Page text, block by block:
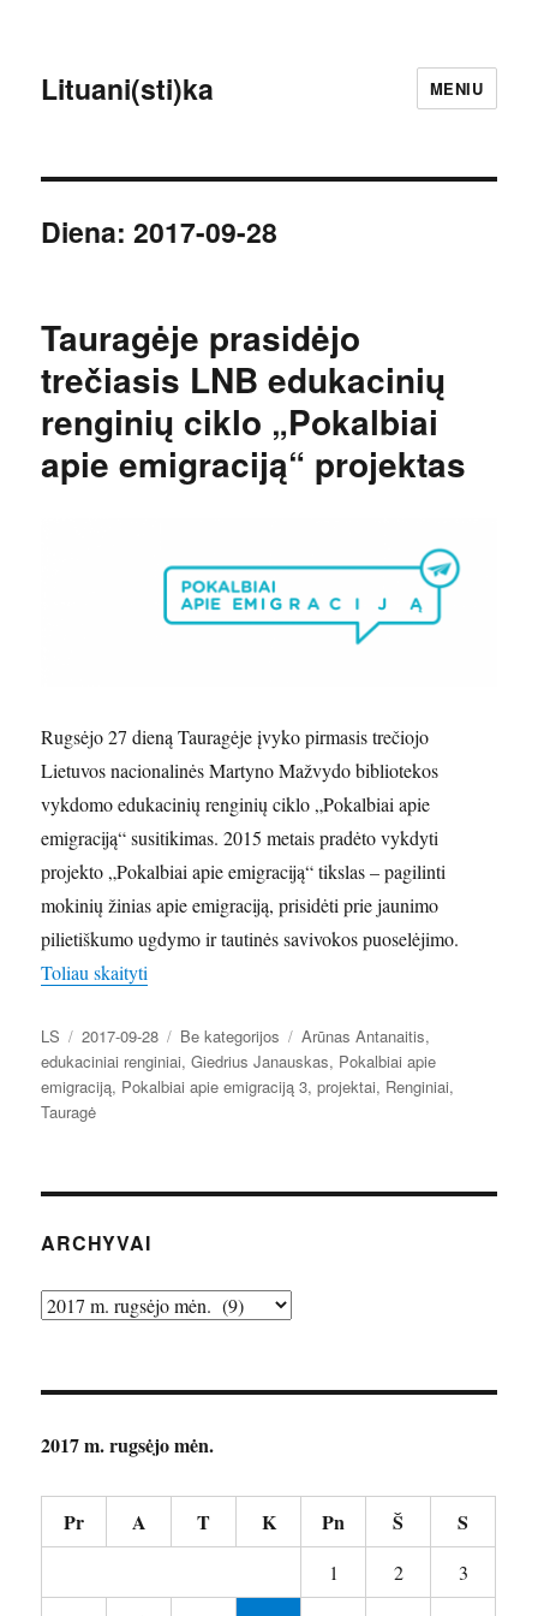
Lituani(sti)ka MENIU
Diena:2017-09-28
Tauragėje prasidėjo
trečiasis LNB edukacinių
renginių ciklo „Pokalbiai
apie emigraciją“ projektas
Rugsėjo 27 dieną Tauragėje įvyko pirmasis trečiojo
Lietuvos nacionalinės Martyno Mažvydo bibliotekos
vykdomo edukacinių renginių ciklo „Pokalbiai apie
emigraciją“ susitikimas. 2015 metais pradėto vykdyti
projekto „Pokalbiai apie emigraciją“ tikslas – pagilinti
mokinių žinias apie emigraciją, prisidėti prie jaunimo
pilietiškumo ugdymo ir tautinės savivokos puoselėjimo.
Toliau skaityti
Autorius
LS Paskelbta
2017-09-28 Kategorijos
Be kategorijos Žymos
Arūnas Antanaitis,
edukaciniai renginiai,Giedrius Janauskas, Pokalbiai apie
emigraciją, Pokalbiai apie emigraciją 3,projektai, Renginiai,
Tauragė
ARCHYVAI
Archyvai
2017 m. rugsėjo mėn.
Pr A T K Pn Š S
1 2
3